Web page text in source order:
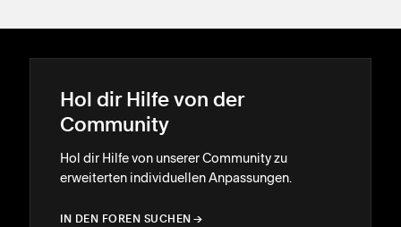
Hol dir Hilfe von der
Community
Hol dir Hilfe von unserer Community zu
erweiterten individuellen Anpassungen.
IN DEN FOREN SUCHEN →
→